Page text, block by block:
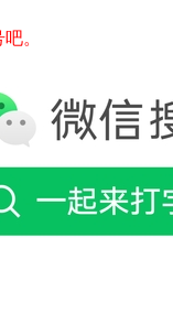
。